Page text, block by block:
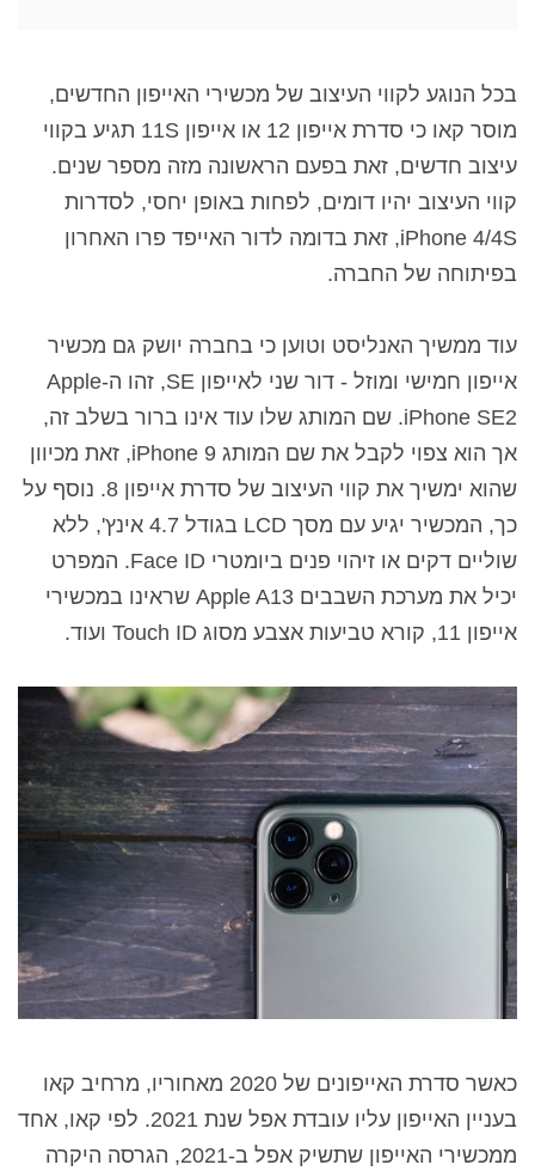
בכל הנוגע לקווי העיצוב של מכשירי האייפון החדשים,
מוסר קאו כי סדרת אייפון 12 או אייפון 11S תגיע בקווי
עיצוב חדשים, זאת בפעם הראשונה מזה מספר שנים.
קווי העיצוב יהיו דומים, לפחות באופן יחסי, לסדרות
iPhone 4/4S, זאת בדומה לדור האייפד פרו האחרון
בפיתוחה של החברה.
עוד ממשיך האנליסט וטוען כי בחברה יושק גם מכשיר
אייפון חמישי ומוזל - דור שני לאייפון SE, זהו ה-Apple
iPhone SE2. שם המותג שלו עוד אינו ברור בשלב זה,
אך הוא צפוי לקבל את שם המותג iPhone 9, זאת מכיוון
שהוא ימשיך את קווי העיצוב של סדרת אייפון 8. נוסף על
כך, המכשיר יגיע עם מסך LCD בגודל 4.7 אינץ', ללא
שוליים דקים או זיהוי פנים ביומטרי Face ID. המפרט
יכיל את מערכת השבבים Apple A13 שראינו במכשירי
אייפון 11, קורא טביעות אצבע מסוג Touch ID ועוד.
כאשר סדרת האייפונים של 2020 מאחוריו, מרחיב קאו
בעניין האייפון עליו עובדת אפל שנת 2021. לפי קאו, אחד
ממכשירי האייפון שתשיק אפל ב-2021, הגרסה היקרה